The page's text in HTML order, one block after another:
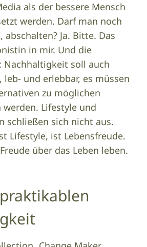
als der bessere Mensch
werden. Darf man noch
abschalten? Ja. Bitte. Das
in mir. Und die
Nachhaltigkeit soll auch
und erlebbar, es müssen
zu möglichen
werden. Lifestyle und
schließen sich nicht aus.
Lifestyle, ist Lebensfreude.
über das Leben leben.